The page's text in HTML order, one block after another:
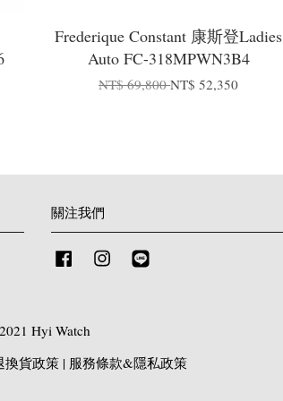
Frederique Constant 康斯登Ladies
Auto FC-318MPWN3B4
NT$ 69,800NT$ 52,350
關注我們
FacebookInstagram
Hyi Watch
換貨政策 | 服務條款&隱私政策